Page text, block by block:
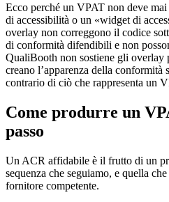
Ecco perché un VPAT non deve
di accessibilità o un «widget di
overlay non correggono il codice
di conformità difendibili e non
QualiBooth non sostiene gli
creano l’apparenza della conformità
contrario di ciò che rappresenta un
Come produrre un
passo
Un ACR affidabile è il frutto di un
sequenza che seguiamo, e quella
fornitore competente.